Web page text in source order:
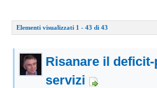
Elementi visualizzati 1 - 43 di 43
Risanare il
servizi